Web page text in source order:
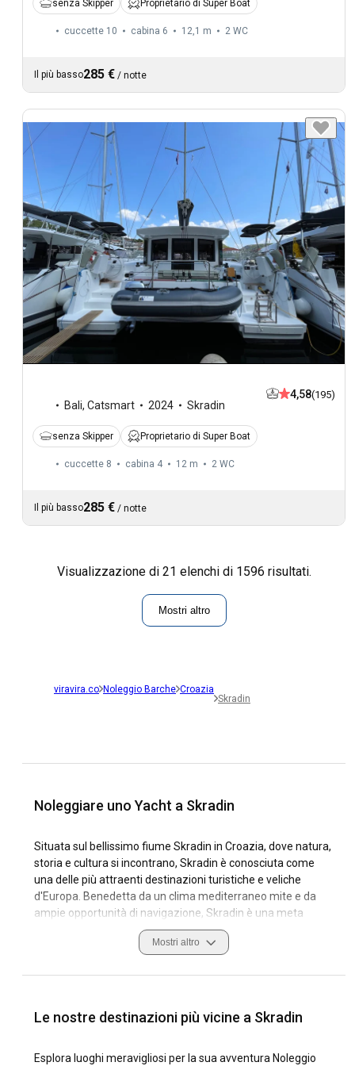
senza Skipper Proprietario di Super Boat
cuccette 10 cabina 6 12,1 m 2 WC
Il più basso285 € / notte
Bali, Catsmart 2024 Skradin
4,58(195)
senza Skipper Proprietario di Super Boat
cuccette 8 cabina 4 12 m 2 WC
Il più basso285 € / notte
Visualizzazione di 21 elenchi di 1596 risultati.
Mostri altro
viravira.co Noleggio Barche Croazia
Skradin
Noleggiare uno Yacht a Skradin
Situata sul bellissimo fiume Skradin in Croazia, dove natura,
storia e cultura si incontrano, Skradin è conosciuta come
una delle più attraenti destinazioni turistiche e veliche
d'Europa. Benedetta da un clima mediterraneo mite e da
ampie opportunità di navigazione, Skradin è una meta
perfetta per il noleggio di yacht. La regione è ornata da una
miriade di baie e isole nascoste, rendendola un luogo ideale
o che intraprenda il tuo primo viaggio marittimo.
Il variegato paesaggio costiero di Skradin, combinato con
condizioni di navigazione calme e prevedibili, rappresenta
innumerevoli marine sono completamente attrezzate per
Mostri altro
Le nostre destinazioni più vicine a Skradin
Esplora luoghi meravigliosi per la sua avventura Noleggio